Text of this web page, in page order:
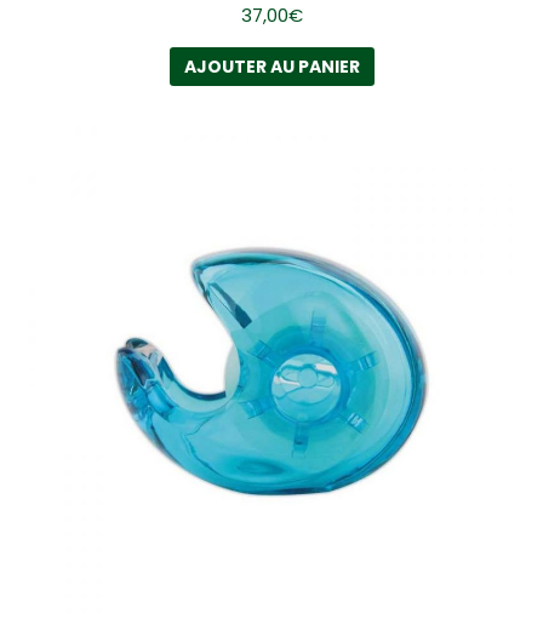
37,00€
AJOUTER AU PANIER